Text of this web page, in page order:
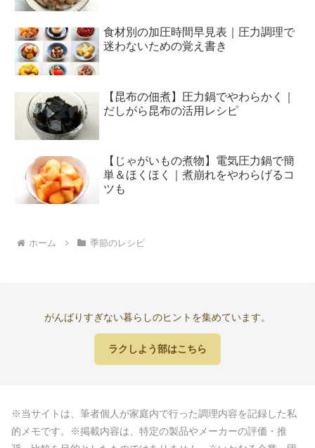
食材別の加圧時間早見表｜圧力調理で
迷わないための覚え書き
【昆布の佃煮】圧力鍋でやわらかく｜
だしがら昆布の活用レシピ
【じゃがいもの煮物】電気圧力鍋で簡
単＆ほくほく｜煮崩れをやわらげるコ
ツも
ホーム 季節のレシピ
がんばりすぎない暮らしのヒントを集めています。
ラクしよう部はこちら
※当サイトは、筆者個人が家庭内で行った調理内容を記録した私
的メモです。※掲載内容は、特定の製品やメーカーの評価・推